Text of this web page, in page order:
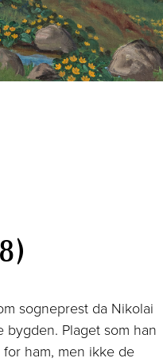
sogneprest da Nikolai
Plaget som han
ham, men ikke de